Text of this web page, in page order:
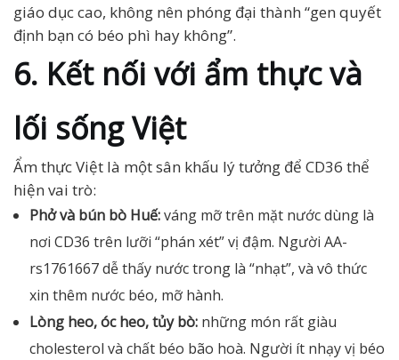
giáo dục cao, không nên phóng đại thành “gen quyết
định bạn có béo phì hay không”.
6. Kết nối với ẩm thực và
lối sống Việt
Ẩm thực Việt là một sân khấu lý tưởng để CD36 thể
hiện vai trò:
Phở và bún bò Huế:váng mỡ trên mặt nước dùng là
nơi CD36 trên lưỡi “phán xét” vị đậm. Người AA-
rs1761667 dễ thấy nước trong là “nhạt”, và vô thức
xin thêm nước béo, mỡ hành.
Lòng heo, óc heo, tủy bò: những món rất giàu
cholesterol và chất béo bão hoà. Người ít nhạy vị béo